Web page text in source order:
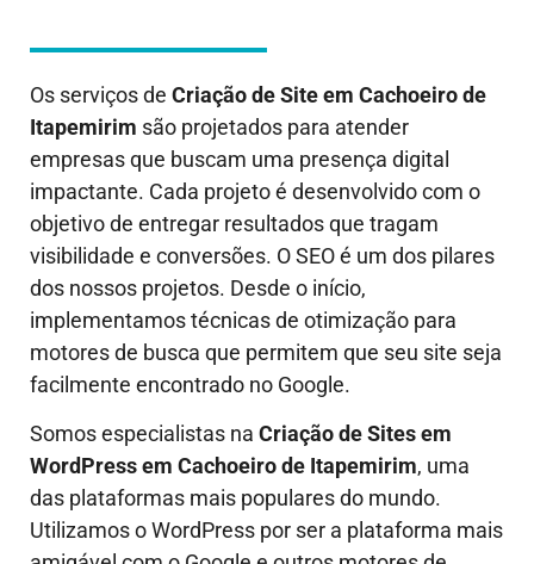
Os serviços de Criação de Site em Cachoeiro de
Itapemirim são projetados para atender
empresas que buscam uma presença digital
impactante. Cada projeto é desenvolvido com o
objetivo de entregar resultados que tragam
visibilidade e conversões. O SEO é um dos pilares
dos nossos projetos. Desde o início,
implementamos técnicas de otimização para
motores de busca que permitem que seu site seja
facilmente encontrado no Google.
Somos especialistas na Criação de Sites em
WordPress em Cachoeiro de Itapemirim, uma
das plataformas mais populares do mundo.
Utilizamos o WordPress por ser a plataforma mais